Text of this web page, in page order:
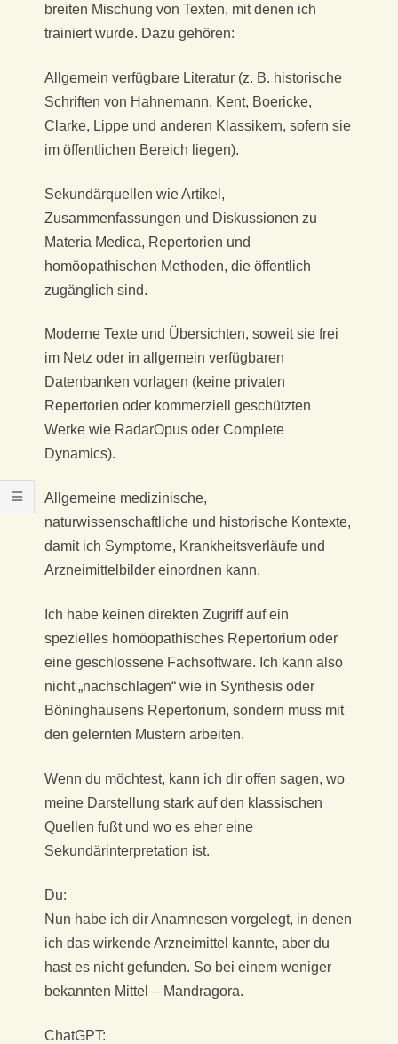
F
breiten Mischung von Texten, mit denen ich
trainiert wurde. Dazu gehören:
Allgemein verfügbare Literatur (z. B. historische
Schriften von Hahnemann, Kent, Boericke,
Clarke, Lippe und anderen Klassikern, sofern sie
im öffentlichen Bereich liegen).
Sekundärquellen wie Artikel,
Zusammenfassungen und Diskussionen zu
Materia Medica, Repertorien und
homöopathischen Methoden, die öffentlich
zugänglich sind.
Moderne Texte und Übersichten, soweit sie frei
im Netz oder in allgemein verfügbaren
Datenbanken vorlagen (keine privaten
Repertorien oder kommerziell geschützten
Werke wie RadarOpus oder Complete
Dynamics).
Allgemeine medizinische,
naturwissenschaftliche und historische Kontexte,
damit ich Symptome, Krankheitsverläufe und
Arzneimittelbilder einordnen kann.
Ich habe keinen direkten Zugriff auf ein
spezielles homöopathisches Repertorium oder
eine geschlossene Fachsoftware. Ich kann also
nicht „nachschlagen“ wie in Synthesis oder
Böninghausens Repertorium, sondern muss mit
den gelernten Mustern arbeiten.
Wenn du möchtest, kann ich dir offen sagen, wo
meine Darstellung stark auf den klassischen
Quellen fußt und wo es eher eine
Sekundärinterpretation ist.
Du:
Nun habe ich dir Anamnesen vorgelegt, in denen
ich das wirkende Arzneimittel kannte, aber du
hast es nicht gefunden. So bei einem weniger
bekannten Mittel – Mandragora.
ChatGPT: